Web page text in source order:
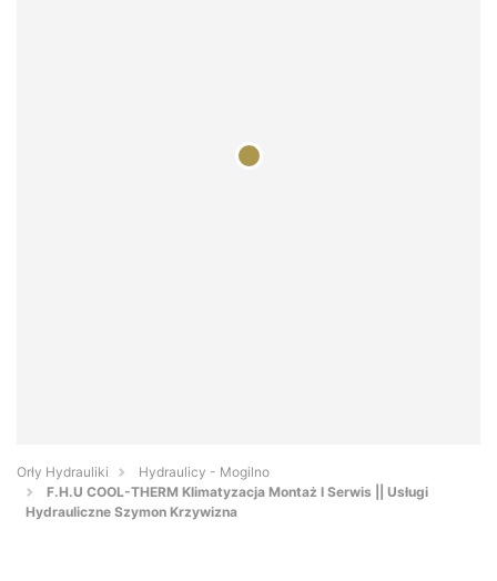
Orły Hydrauliki
Hydraulicy - Mogilno
F.H.U COOL-THERM Klimatyzacja Montaż I Serwis || Usługi
Hydrauliczne Szymon Krzywizna